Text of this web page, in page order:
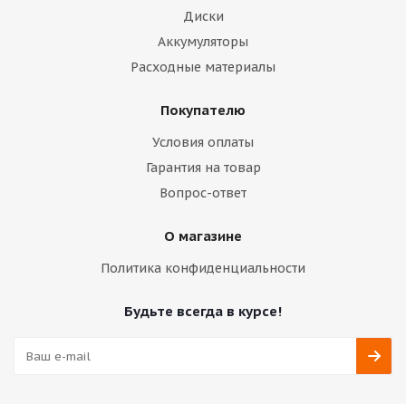
Диски
Аккумуляторы
Расходные материалы
Покупателю
Условия оплаты
Гарантия на товар
Вопрос-ответ
О магазине
Политика конфиденциальности
Будьте всегда в курсе!